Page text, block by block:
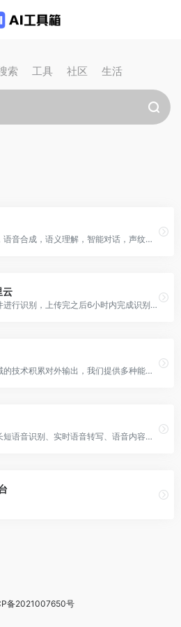
索 工具 社区 生活
思必驰提供语音识别，语音合成，语义理解，智能对话，声纹识别服务，开放平台。
云
对用户上传的录音文件进行识别，上传完之后6小时内完成识别并返回识别文本。可用于呼叫中心语音质检、庭审数据库录入、会议记录总结、医院病历录入等场景。
把小米在人工智能领域的技术积累对外输出，我们提供多种能力给开发者，帮助开发者实现更多可能
为开发者和企业提供长短语音识别、实时语音转写、语音内容审核、会议超级本等产品服务
备2021007650号